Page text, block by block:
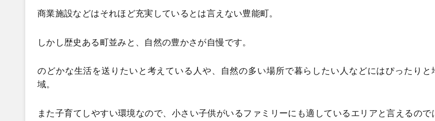
商業施設などはそれほど充実しているとは言えない豊能町。
しかし歴史ある町並みと、自然の豊かさが自慢です。
のどかな生活を送りたいと考えている人や、自然の多い場所で暮らしたい人などにはぴったりと
域。
また子育てしやすい環境なので、小さい子供がいるファミリーにも適しているエリアと言えるので